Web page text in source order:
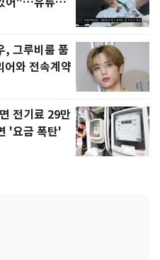
, 그루비룸 품
와 전속계약
전기료 29만
'요금 폭탄'